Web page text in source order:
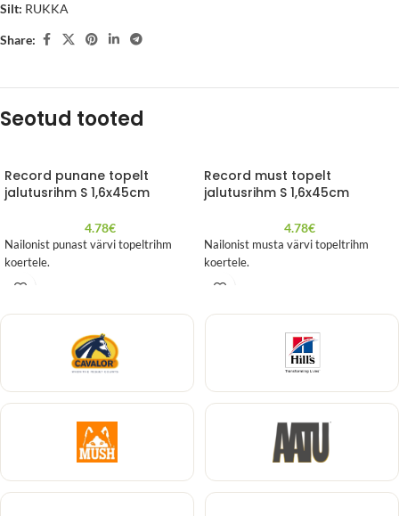
Silt: RUKKA
Share:
Seotud tooted
Record punane topelt
jalutusrihm S 1,6x45cm
4.78€
Nailonist punast värvi topeltrihm
koertele.
Record must topelt
jalutusrihm S 1,6x45cm
4.78€
Nailonist musta värvi topeltrihm
koertele.